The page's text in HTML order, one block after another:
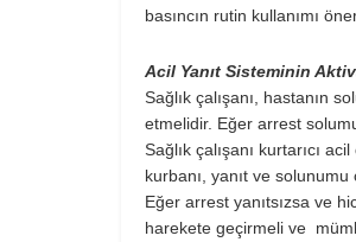
basıncın rutin kullanımı
Acil Yanıt Sisteminin
Sağlık çalışanı, hastanın
etmelidir. Eğer arrest
Sağlık çalışanı kurtarıcı
kurbanı, yanıt ve
Eğer arrest yanıtsızsa ve
harekete geçirmeli ve